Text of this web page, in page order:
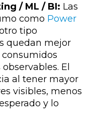
/ ML / BI: Las
como Power
tipo
quedan mejor
El
al tener mayor
visibles, menos
y lo